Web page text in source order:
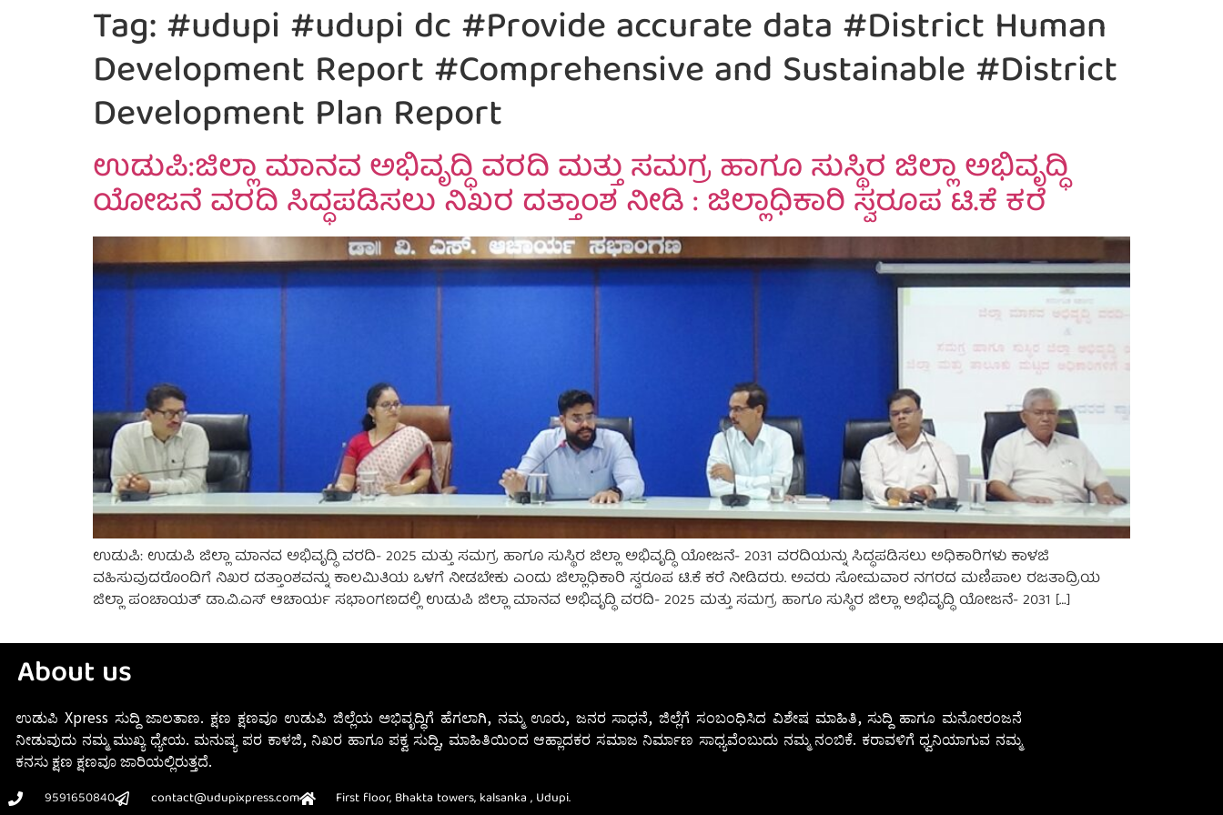
Tag:#udupi #udupi dc #Provide accurate data #District Human
Development Report #Comprehensive and Sustainable #District
Development Plan Report
ಉಡುಪಿ:ಜಿಲ್ಲಾ ಮಾನವ ಅಭಿವೃದ್ಧಿ ವರದಿ ಮತ್ತು ಸಮಗ್ರ ಹಾಗೂ ಸುಸ್ಥಿರ ಜಿಲ್ಲಾ ಅಭಿವೃದ್ಧಿ
ಯೋಜನೆ ವರದಿ ಸಿದ್ಧಪಡಿಸಲು ನಿಖರ ದತ್ತಾಂಶ ನೀಡಿ : ಜಿಲ್ಲಾಧಿಕಾರಿ ಸ್ವರೂಪ ಟಿ.ಕೆ ಕರೆ
ಉಡುಪಿ: ಉಡುಪಿ ಜಿಲ್ಲಾ ಮಾನವ ಅಭಿವೃದ್ಧಿ ವರದಿ- 2025 ಮತ್ತು ಸಮಗ್ರ ಹಾಗೂ ಸುಸ್ಥಿರ ಜಿಲ್ಲಾ ಅಭಿವೃದ್ಧಿ ಯೋಜನೆ- 2031 ವರದಿಯನ್ನು ಸಿದ್ಧಪಡಿಸಲು ಅಧಿಕಾರಿಗಳು ಕಾಳಜಿ
ವಹಿಸುವುದರೊಂದಿಗೆ ನಿಖರ ದತ್ತಾಂಶವನ್ನು ಕಾಲಮಿತಿಯ ಒಳಗೆ ನೀಡಬೇಕು ಎಂದು ಜಿಲ್ಲಾಧಿಕಾರಿ ಸ್ವರೂಪ ಟಿ.ಕೆ ಕರೆ ನೀಡಿದರು. ಅವರು ಸೋಮವಾರ ನಗರದ ಮಣಿಪಾಲ ರಜತಾದ್ರಿಯ
ಜಿಲ್ಲಾ ಪಂಚಾಯತ್ ಡಾ.ವಿ.ಎಸ್ ಆಚಾರ್ಯ ಸಭಾಂಗಣದಲ್ಲಿ ಉಡುಪಿ ಜಿಲ್ಲಾ ಮಾನವ ಅಭಿವೃದ್ಧಿ ವರದಿ- 2025 ಮತ್ತು ಸಮಗ್ರ ಹಾಗೂ ಸುಸ್ಥಿರ ಜಿಲ್ಲಾ ಅಭಿವೃದ್ಧಿ ಯೋಜನೆ- 2031 […]
About us
ಉಡುಪಿ Xpress ಸುದ್ದಿ ಜಾಲತಾಣ. ಕ್ಷಣ ಕ್ಷಣವೂ ಉಡುಪಿ ಜಿಲ್ಲೆಯ ಅಭಿವೃದ್ಧಿಗೆ ಹೆಗಲಾಗಿ, ನಮ್ಮ ಊರು, ಜನರ ಸಾಧನೆ, ಜಿಲ್ಲೆಗೆ ಸಂಬಂಧಿಸಿದ ವಿಶೇಷ ಮಾಹಿತಿ, ಸುದ್ದಿ ಹಾಗೂ ಮನೋರಂಜನೆ
ನೀಡುವುದು ನಮ್ಮ ಮುಖ್ಯ ಧ್ಯೇಯ. ಮನುಷ್ಯ ಪರ ಕಾಳಜಿ, ನಿಖರ ಹಾಗೂ ಪಕ್ವ ಸುದ್ದಿ, ಮಾಹಿತಿಯಿಂದ ಆಹ್ಲಾದಕರ ಸಮಾಜ ನಿರ್ಮಾಣ ಸಾಧ್ಯವೆಂಬುದು ನಮ್ಮ ನಂಬಿಕೆ. ಕರಾವಳಿಗೆ ಧ್ವನಿಯಾಗುವ ನಮ್ಮ
ಕನಸು ಕ್ಷಣ ಕ್ಷಣವೂ ಜಾರಿಯಲ್ಲಿರುತ್ತದೆ.
9591650840
contact@udupixpress.com First floor, Bhakta towers, kalsanka , Udupi.